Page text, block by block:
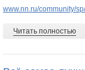
www.nn.ru/community/
Читать полностью